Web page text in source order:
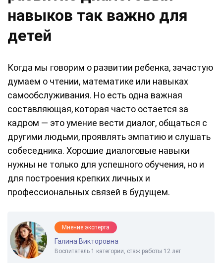
навыков так важно для
детей
Когда мы говорим о развитии ребенка, зачастую
думаем о чтении, математике или навыках
самообслуживания. Но есть одна важная
составляющая, которая часто остается за
кадром — это умение вести диалог, общаться с
другими людьми, проявлять эмпатию и слушать
собеседника. Хорошие диалоговые навыки
нужны не только для успешного обучения, но и
для построения крепких личных и
профессиональных связей в будущем.
Мнение эксперта
Галина Викторовна
Воспитатель 1 категории, стаж работы 12 лет